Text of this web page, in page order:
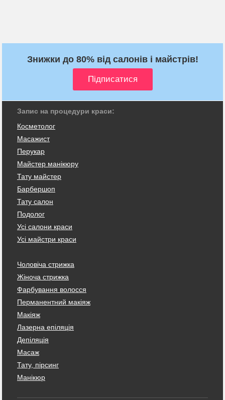
Знижки до 80% від салонів і майстрів!
Запис на процедури краси:
Косметолог
Масажист
Перукар
Майстер манікюру
Тату майстер
Барбершоп
Тату салон
Подолог
Усі салони краси
Усі майстри краси
Чоловіча стрижка
Жіноча стрижка
Фарбування волосся
Перманентний макіяж
Макіяж
Лазерна епіляція
Депіляція
Масаж
Тату, пірсинг
Манікюр